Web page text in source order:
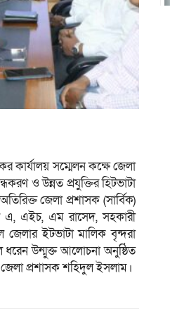
কার্যালয় সম্মেলন কক্ষে জেলা
ও উন্নত প্রযুক্তির হিটভাটা
জেলা প্রশাসক (সার্বিক)
এ, এইচ, এম রাসেদ, সহকারী
ইটভাটা মালিক বৃন্দরা
ধরেন উন্মুক্ত আলোচনা অনুষ্ঠিত
জেলা প্রশাসক শহিদুল ইসলাম।